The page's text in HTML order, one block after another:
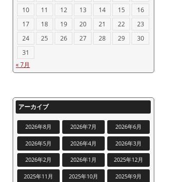
10
11 12 13 14 15
16
17
18 19 20 21 22
23
24
25 26 27 28 29
30
31
« 7月
アーカイブ
2026年8月 2026年7月 2026年6月
2026年5月 2026年4月 2026年3月
2026年2月 2026年1月 2025年12月
2025年11月 2025年10月 2025年9月